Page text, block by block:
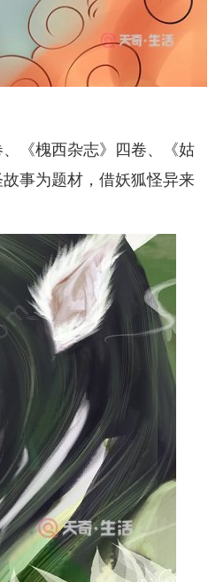
《槐西杂志》四卷、《姑
事为题材，借妖狐怪异来